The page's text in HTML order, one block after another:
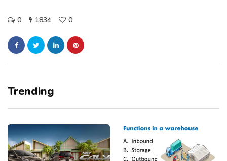
0 1834 0
Trending